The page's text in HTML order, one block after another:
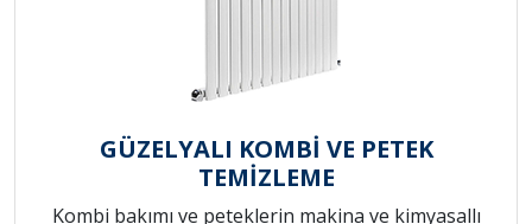
GÜZELYALI KOMBİ VE PETEK
TEMİZLEME
Kombi bakımı ve peteklerin makina ve kimyasallı